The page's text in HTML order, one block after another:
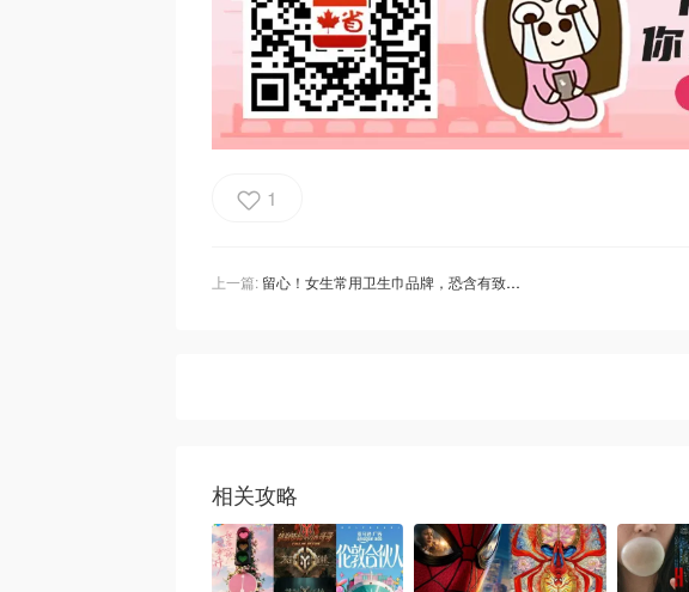
1
上一篇: 留心！女生常用卫生巾品牌，恐含有致癌“永久化学物质”面临诉讼！
相关攻略